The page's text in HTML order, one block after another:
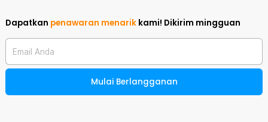
Dapatkan penawaran menarik kami! Dikirim mingguan
Email Anda
Mulai Berlangganan